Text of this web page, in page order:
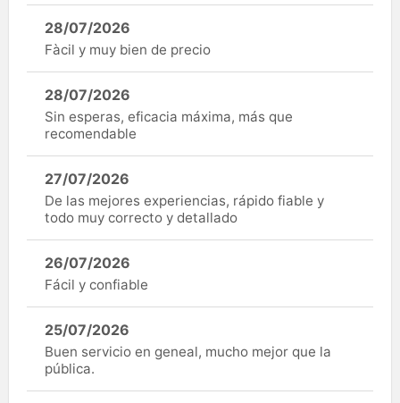
28/07/2026
Fàcil y muy bien de precio
28/07/2026
Sin esperas, eficacia máxima, más que
recomendable
27/07/2026
De las mejores experiencias, rápido fiable y
todo muy correcto y detallado
26/07/2026
Fácil y confiable
25/07/2026
Buen servicio en geneal, mucho mejor que la
pública.